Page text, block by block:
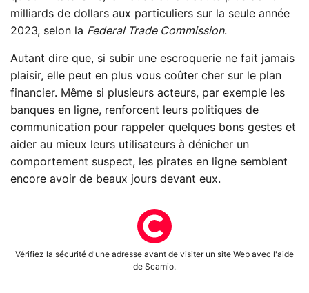
milliards de dollars aux particuliers sur la seule année
2023, selon la Federal Trade Commission.
Autant dire que, si subir une escroquerie ne fait jamais
plaisir, elle peut en plus vous coûter cher sur le plan
financier. Même si plusieurs acteurs, par exemple les
banques en ligne, renforcent leurs politiques de
communication pour rappeler quelques bons gestes et
aider au mieux leurs utilisateurs à dénicher un
comportement suspect, les pirates en ligne semblent
encore avoir de beaux jours devant eux.
Vérifiez la sécurité d'une adresse avant de visiter un site Web avec l'aide
de Scamio.